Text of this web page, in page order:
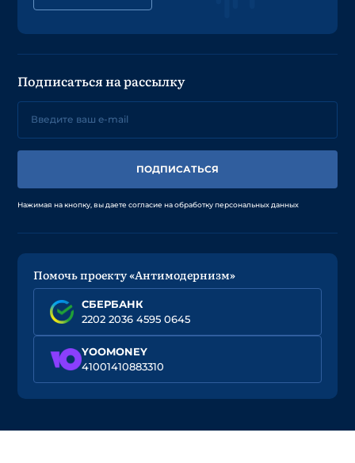
Подписаться на рассылку
ПОДПИСАТЬСЯ
Нажимая на кнопку, вы даете согласие на обработку персональных данных
Помочь проекту «Антимодернизм»
СБЕРБАНК
2202 2036 4595 0645
YOOMONEY
41001410883310